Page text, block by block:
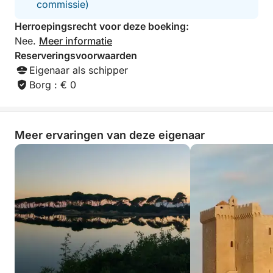
complementeren.
Inbegrepen bij de ervaring: diverse aperitieven,
frisdranken, rosé, water, snorkeluitrusting en
zwemtijd.
Laat u verleiden door een intieme en elegante
middagcruise naar de Lérins-eilanden. Boek nu uw
momenten voor de Franse Rivièra!
commissie)
Herroepingsrecht voor deze boeking:
Nee. Meer informatie
Reserveringsvoorwaarden
Eigenaar als schipper
Borg : € 0
Meer ervaringen van deze eigenaar